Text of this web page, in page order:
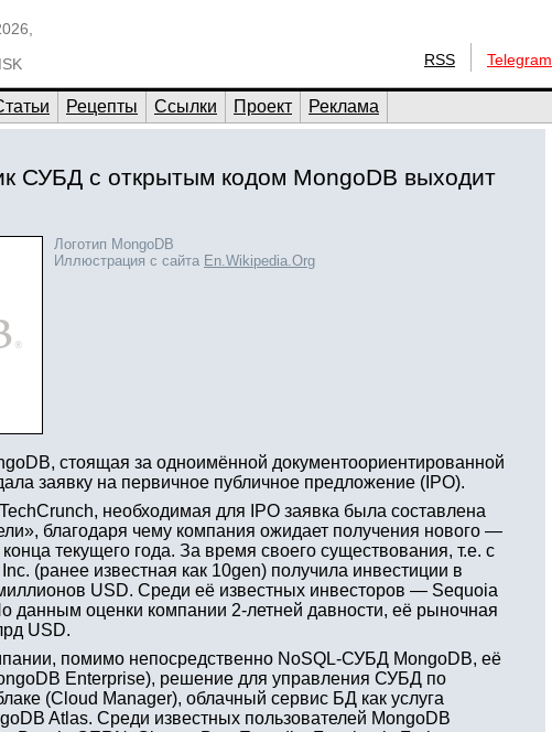
RSS Telegram
Рецепты Ссылки Проект Реклама
СУБД с открытым кодом MongoDB выходит
Логотип MongoDB
Иллюстрация с сайта En.Wikipedia.Org
стоящая за одноимённой документоориентированной
заявку на первичное публичное предложение (IPO).
необходимая для IPO заявка была составлена
благодаря чему компания ожидает получения нового —
текущего года. За время своего существования, т.е. с
(ранее известная как 10gen) получила инвестиции в
USD. Среди её известных инвесторов — Sequoia
данным оценки компании 2-летней давности, её рыночная
USD.
помимо непосредственно NoSQL-СУБД MongoDB, её
Enterprise), решение для управления СУБД по
(Cloud Manager), облачный сервис БД как услуга
Atlas. Среди известных пользователей MongoDB